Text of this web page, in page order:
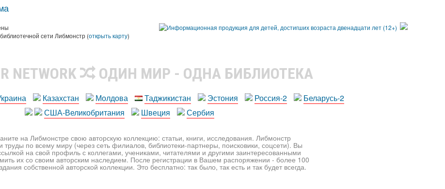
сети Либмонстр (открыть карту)
NETWORK ОДИН МИР - ОДНА БИБЛИОТЕКА
Казахстан Молдова Таджикистан Эстония Россия-2
Беларусь-2
США-Великобритания
Швеция Сербия
на Либмонстре свою авторскую коллекцию: статьи, книги, исследования. Либмонстр
труды по всему миру (через сеть филиалов, библиотеки-партнеры, поисковики, соцсети). Вы
на свой профиль с коллегами, учениками, читателями и другими заинтересованными
их со своим авторским наследием. После регистрации в Вашем распоряжении - более 100
собственной авторской коллекции. Это бесплатно: так было, так есть и так будет всегда.